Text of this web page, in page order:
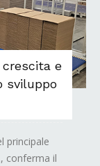
crescita e
sviluppo
principale
conferma il